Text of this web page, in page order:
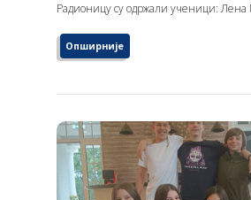
Радионицу су одржали ученици:
Опширније